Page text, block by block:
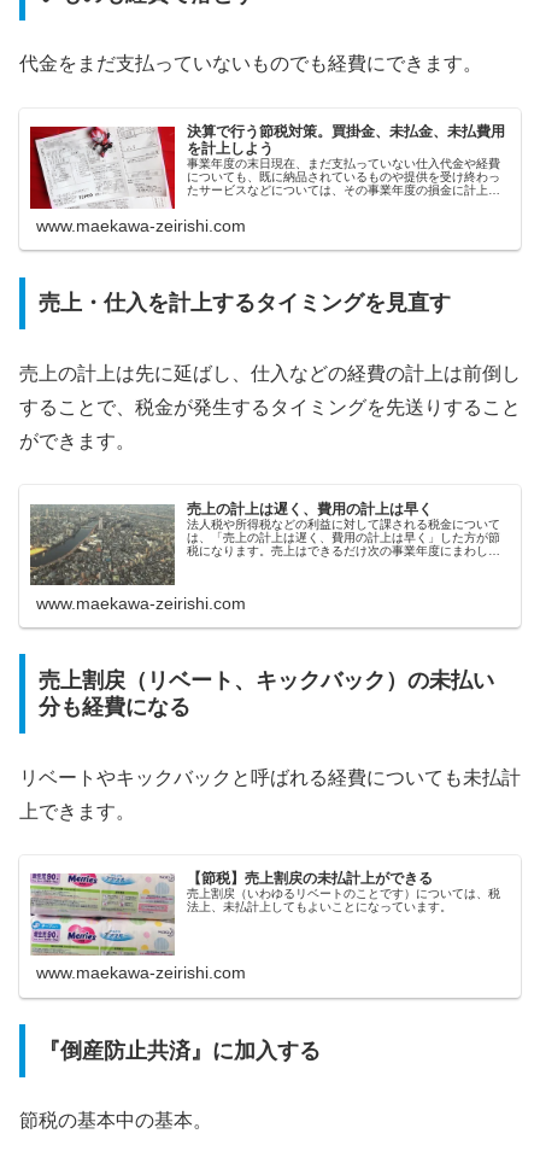
代金をまだ支払っていないものでも経費にできます。
決算で行う節税対策。買掛金、未払金、未払費用
を計上しよう
事業年度の末日現在、まだ支払っていない仕入代金や経費
についても、既に納品されているものや提供を受け終わっ
たサービスなどについては、その事業年度の損金に計上す
www.maekawa-zeirishi.com
売上・仕入を計上するタイミングを見直す
売上の計上は先に延ばし、仕入などの経費の計上は前倒し
することで、税金が発生するタイミングを先送りすること
ができます。
売上の計上は遅く、費用の計上は早く
法人税や所得税などの利益に対して課される税金について
は、「売上の計上は遅く、費用の計上は早く」した方が節
税になります。売上はできるだけ次の事業年度にまわし、
www.maekawa-zeirishi.com
売上割戻（リベート、キックバック）の未払い
分も経費になる
リベートやキックバックと呼ばれる経費についても未払計
上できます。
【節税】売上割戻の未払計上ができる
売上割戻（いわゆるリベートのことです）については、税
法上、未払計上してもよいことになっています。
www.maekawa-zeirishi.com
『倒産防止共済』に加入する
節税の基本中の基本。